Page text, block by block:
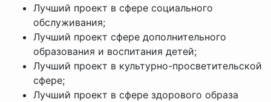
Лучший проект в сфере социального
обслуживания;
Лучший проект сфере дополнительного
образования и воспитания детей;
Лучший проект в культурно-просветительской
сфере;
Лучший проект в сфере здорового образа